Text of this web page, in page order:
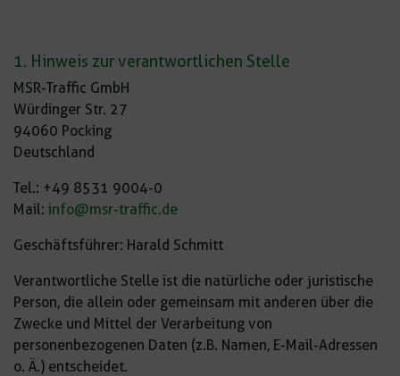
1. Hinweis zur verantwortlichen Stelle
MSR-Traffic GmbH
Würdinger Str. 27
94060 Pocking
Deutschland
Tel.: +49 8531 9004-0
Mail: info@msr-traffic.de
Geschäftsführer: Harald Schmitt
Verantwortliche Stelle ist die natürliche oder juristische
Person, die allein oder gemeinsam mit anderen über die
Zwecke und Mittel der Verarbeitung von
personenbezogenen Daten (z.B. Namen, E-Mail-Adressen
o. Ä.) entscheidet.